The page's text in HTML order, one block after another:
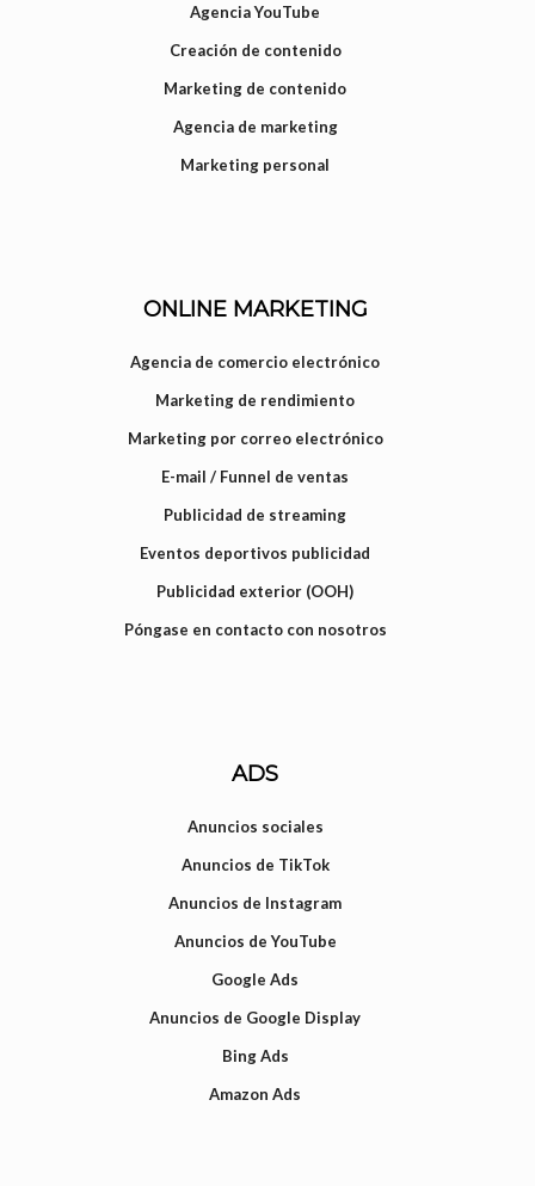
Agencia YouTube
Creación de contenido
Marketing de contenido
Agencia de marketing
Marketing personal
ONLINE MARKETING
Agencia de comercio electrónico
Marketing de rendimiento
Marketing por correo electrónico
E-mail / Funnel de ventas
Publicidad de streaming
Eventos deportivos publicidad
Publicidad exterior (OOH)
Póngase en contacto con nosotros
ADS
Anuncios sociales
Anuncios de TikTok
Anuncios de Instagram
Anuncios de YouTube
Google Ads
Anuncios de Google Display
Bing Ads
Amazon Ads